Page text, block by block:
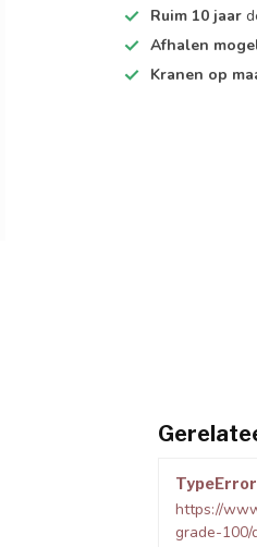
Ruim 10 jaar
Afhalen
Kranen op
https://
grade-